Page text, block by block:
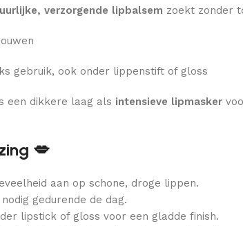
verzorgende lipbalsem zoekt zonder
gebruik, ook onder lippenstift of gloss
een dikkere laag als intensieve lipmasker
💋
aan op schone, droge lippen.
gedurende de dag.
lipstick of gloss voor een gladde finish.